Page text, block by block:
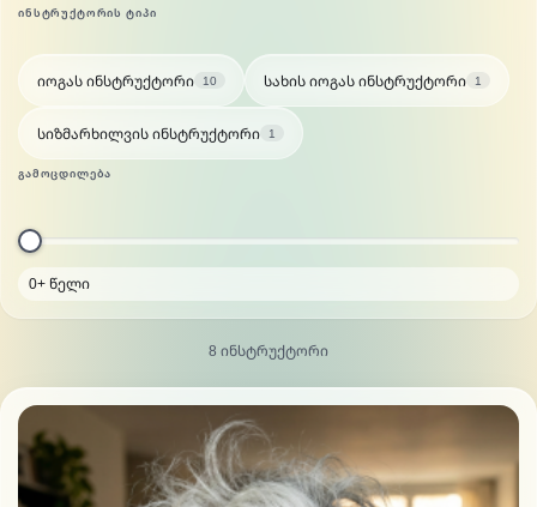
ᲘᲜᲡᲢᲠᲣᲥᲢᲝᲠᲘᲡ ᲢᲘᲞᲘ
იოგას ინსტრუქტორი 10 სახის იოგას ინსტრუქტორი 1
სიზმარხილვის ინსტრუქტორი 1
ᲒᲐᲛᲝᲪᲓᲘᲚᲔᲑᲐ
0+ წელი
8 ინსტრუქტორი